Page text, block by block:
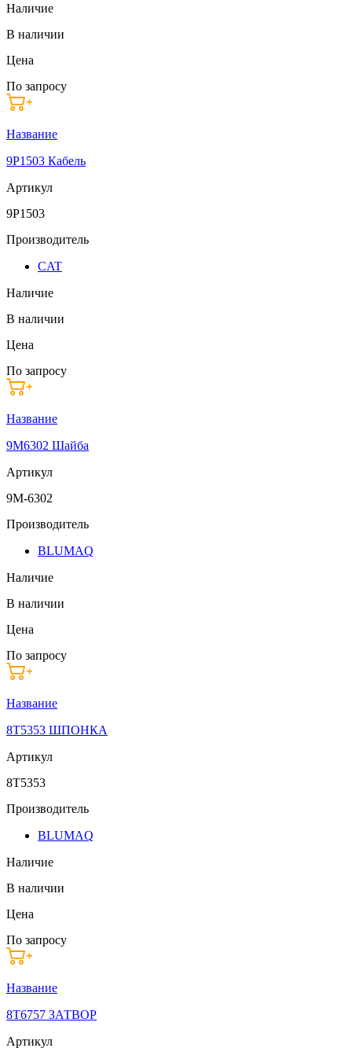
Наличие
В наличии
Цена
По запросу
Название
9P1503 Кабель
Артикул
9P1503
Производитель
CAT
Наличие
В наличии
Цена
По запросу
Название
9M6302 Шайба
Артикул
9M-6302
Производитель
BLUMAQ
Наличие
В наличии
Цена
По запросу
Название
8T5353 ШПОНКА
Артикул
8T5353
Производитель
BLUMAQ
Наличие
В наличии
Цена
По запросу
Название
8T6757 ЗАТВОР
Артикул